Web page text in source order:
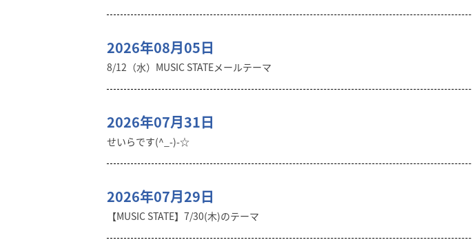
2026年08月05日
8/12（水）MUSIC STATEメールテーマ
2026年07月31日
せいらです(^_-)-☆
2026年07月29日
【MUSIC STATE】7/30(木)のテーマ